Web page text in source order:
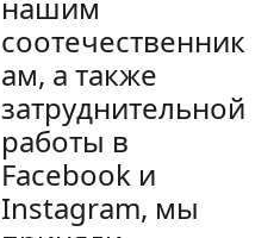
соотечественник
ам, а также
затруднительной
работы в
Facebook и
Instagram, мы